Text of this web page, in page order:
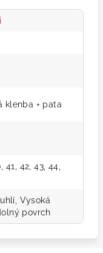
klenba + pata
41, 42, 43, 44,
Vysoká
povrch